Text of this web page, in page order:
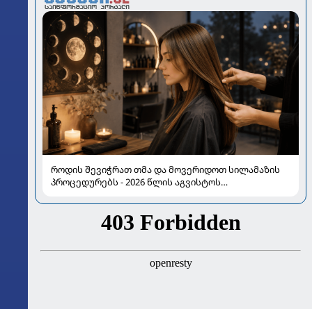
როდის შევიჭრათ თმა და მოვერიდოთ სილამაზის
პროცედურებს - 2026 წლის აგვისტოს